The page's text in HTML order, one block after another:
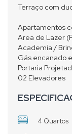
Terraço com
Apartamentos
Area de Lazer
Academia /
Gás encanado
Portaria
02 Elevadores
4 Quartos